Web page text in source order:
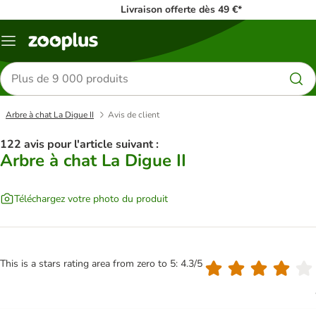
Livraison offerte dès 49 €*
Menu
Rechercher
des
produits
Arbre à chat La Digue II Avis de client
122 avis pour l'article suivant :
Arbre à chat La Digue II
Téléchargez votre photo du produit
This is a stars rating area from zero to 5: 4.3/5